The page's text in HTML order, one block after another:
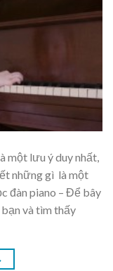
một lưu ý duy nhất,
những gì là một
đàn piano – Để bây
và tìm thấy